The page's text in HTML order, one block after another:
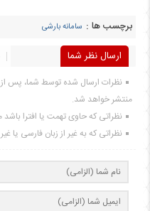
برچسب ها : سامانه بارشی
ارسال نظر شما
نظرات ارسال شده توسط شما، پس
منتشر خواهد شد.
نظراتی که حاوی تهمت یا افترا
نظراتی که به غیر از زبان فارسی یا